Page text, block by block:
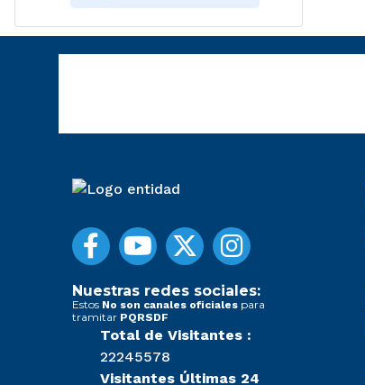
Nuestras redes sociales:
Estos No son canales oficiales para
tramitar PQRSDF
Total de Visitantes :
22245578
Visitantes Últimas 24